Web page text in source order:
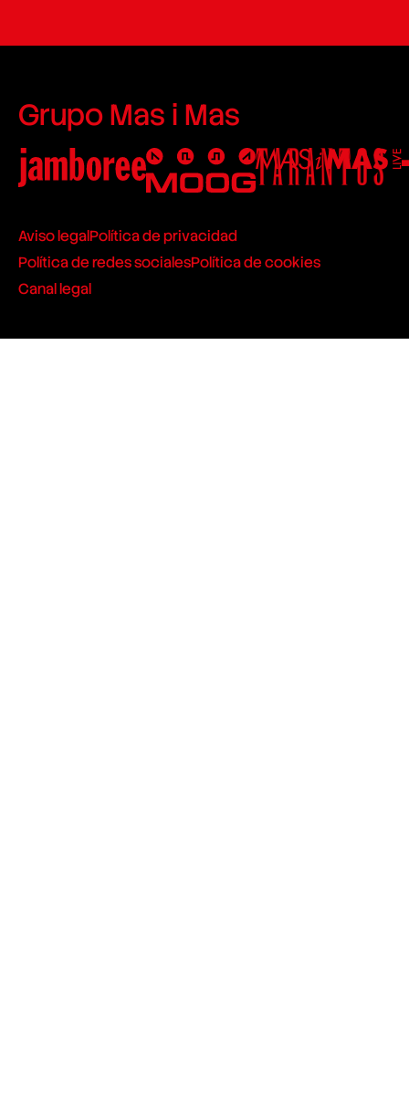
Grupo Mas i Mas
Aviso legalPolítica de privacidad
Política de redes socialesPolítica de cookies
Canal legal